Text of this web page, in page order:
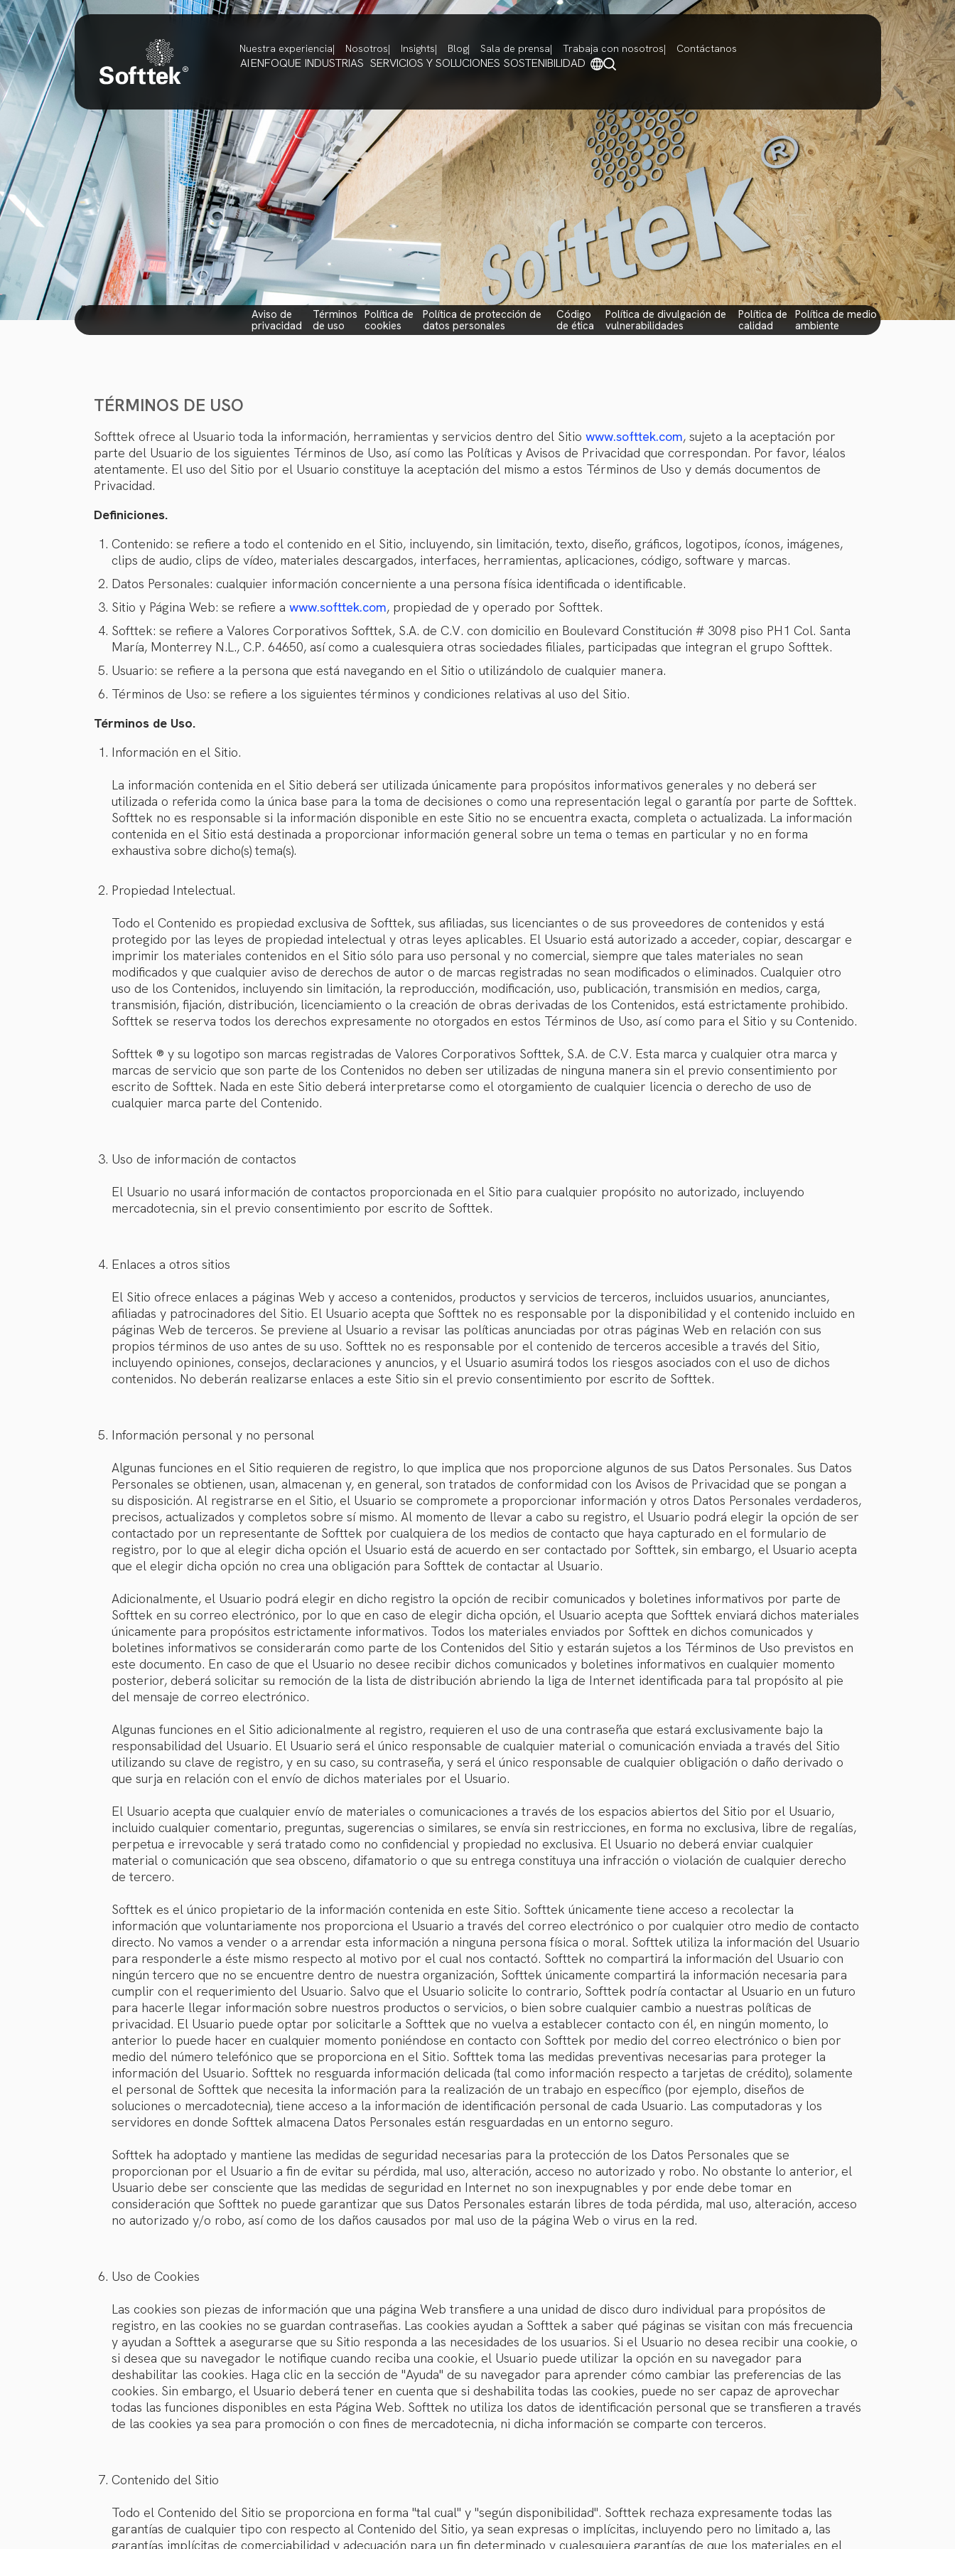
Nuestra experiencia Nosotros Insights Blog Sala de prensa Trabaja con nosotros Contáctanos
AIENFOQUE INDUSTRIAS SERVICIOS Y SOLUCIONES SOSTENIBILIDAD
aviso de
privacidad
términos
de uso
política de
cookies
política de protección de
datos personales
código
de ética
política de divulgación de
vulnerabilidades
política de
calidad
política de medio
ambiente
TÉRMINOS DE USO
Softtek ofrece al Usuario toda la información, herramientas y servicios dentro del Sitio www.softtek.com, sujeto a la aceptación por
parte del Usuario de los siguientes Términos de Uso, así como las Políticas y Avisos de Privacidad que correspondan. Por favor, léalos
atentamente. El uso del Sitio por el Usuario constituye la aceptación del mismo a estos Términos de Uso y demás documentos de
Privacidad.
Definiciones.
Contenido: se refiere a todo el contenido en el Sitio, incluyendo, sin limitación, texto, diseño, gráficos, logotipos, íconos, imágenes,
clips de audio, clips de vídeo, materiales descargados, interfaces, herramientas, aplicaciones, código, software y marcas.
Datos Personales: cualquier información concerniente a una persona física identificada o identificable.
Sitio y Página Web: se refiere a www.softtek.com, propiedad de y operado por Softtek.
Softtek: se refiere a Valores Corporativos Softtek, S.A. de C.V. con domicilio en Boulevard Constitución # 3098 piso PH1 Col. Santa
María, Monterrey N.L., C.P. 64650, así como a cualesquiera otras sociedades filiales, participadas que integran el grupo Softtek.
Usuario: se refiere a la persona que está navegando en el Sitio o utilizándolo de cualquier manera.
Términos de Uso: se refiere a los siguientes términos y condiciones relativas al uso del Sitio.
Términos de Uso.
Información en el Sitio.
La información contenida en el Sitio deberá ser utilizada únicamente para propósitos informativos generales y no deberá ser
utilizada o referida como la única base para la toma de decisiones o como una representación legal o garantía por parte de Softtek.
Softtek no es responsable si la información disponible en este Sitio no se encuentra exacta, completa o actualizada. La información
contenida en el Sitio está destinada a proporcionar información general sobre un tema o temas en particular y no en forma
exhaustiva sobre dicho(s) tema(s).
Propiedad Intelectual.
Todo el Contenido es propiedad exclusiva de Softtek, sus afiliadas, sus licenciantes o de sus proveedores de contenidos y está
protegido por las leyes de propiedad intelectual y otras leyes aplicables. El Usuario está autorizado a acceder, copiar, descargar e
imprimir los materiales contenidos en el Sitio sólo para uso personal y no comercial, siempre que tales materiales no sean
modificados y que cualquier aviso de derechos de autor o de marcas registradas no sean modificados o eliminados. Cualquier otro
uso de los Contenidos, incluyendo sin limitación, la reproducción, modificación, uso, publicación, transmisión en medios, carga,
transmisión, fijación, distribución, licenciamiento o la creación de obras derivadas de los Contenidos, está estrictamente prohibido.
Softtek se reserva todos los derechos expresamente no otorgados en estos Términos de Uso, así como para el Sitio y su Contenido.
Softtek ® y su logotipo son marcas registradas de Valores Corporativos Softtek, S.A. de C.V. Esta marca y cualquier otra marca y
marcas de servicio que son parte de los Contenidos no deben ser utilizadas de ninguna manera sin el previo consentimiento por
escrito de Softtek. Nada en este Sitio deberá interpretarse como el otorgamiento de cualquier licencia o derecho de uso de
cualquier marca parte del Contenido.
Uso de información de contactos
El Usuario no usará información de contactos proporcionada en el Sitio para cualquier propósito no autorizado, incluyendo
mercadotecnia, sin el previo consentimiento por escrito de Softtek.
Enlaces a otros sitios
El Sitio ofrece enlaces a páginas Web y acceso a contenidos, productos y servicios de terceros, incluidos usuarios, anunciantes,
afiliadas y patrocinadores del Sitio. El Usuario acepta que Softtek no es responsable por la disponibilidad y el contenido incluido en
páginas Web de terceros. Se previene al Usuario a revisar las políticas anunciadas por otras páginas Web en relación con sus
propios términos de uso antes de su uso. Softtek no es responsable por el contenido de terceros accesible a través del Sitio,
incluyendo opiniones, consejos, declaraciones y anuncios, y el Usuario asumirá todos los riesgos asociados con el uso de dichos
contenidos. No deberán realizarse enlaces a este Sitio sin el previo consentimiento por escrito de Softtek.
Información personal y no personal
Algunas funciones en el Sitio requieren de registro, lo que implica que nos proporcione algunos de sus Datos Personales. Sus Datos
Personales se obtienen, usan, almacenan y, en general, son tratados de conformidad con los Avisos de Privacidad que se pongan a
su disposición. Al registrarse en el Sitio, el Usuario se compromete a proporcionar información y otros Datos Personales verdaderos,
precisos, actualizados y completos sobre sí mismo. Al momento de llevar a cabo su registro, el Usuario podrá elegir la opción de ser
contactado por un representante de Softtek por cualquiera de los medios de contacto que haya capturado en el formulario de
registro, por lo que al elegir dicha opción el Usuario está de acuerdo en ser contactado por Softtek, sin embargo, el Usuario acepta
que el elegir dicha opción no crea una obligación para Softtek de contactar al Usuario.
Adicionalmente, el Usuario podrá elegir en dicho registro la opción de recibir comunicados y boletines informativos por parte de
Softtek en su correo electrónico, por lo que en caso de elegir dicha opción, el Usuario acepta que Softtek enviará dichos materiales
únicamente para propósitos estrictamente informativos. Todos los materiales enviados por Softtek en dichos comunicados y
boletines informativos se considerarán como parte de los Contenidos del Sitio y estarán sujetos a los Términos de Uso previstos en
este documento. En caso de que el Usuario no desee recibir dichos comunicados y boletines informativos en cualquier momento
posterior, deberá solicitar su remoción de la lista de distribución abriendo la liga de Internet identificada para tal propósito al pie
del mensaje de correo electrónico.
Algunas funciones en el Sitio adicionalmente al registro, requieren el uso de una contraseña que estará exclusivamente bajo la
responsabilidad del Usuario. El Usuario será el único responsable de cualquier material o comunicación enviada a través del Sitio
utilizando su clave de registro, y en su caso, su contraseña, y será el único responsable de cualquier obligación o daño derivado o
que surja en relación con el envío de dichos materiales por el Usuario.
El Usuario acepta que cualquier envío de materiales o comunicaciones a través de los espacios abiertos del Sitio por el Usuario,
incluido cualquier comentario, preguntas, sugerencias o similares, se envía sin restricciones, en forma no exclusiva, libre de regalías,
perpetua e irrevocable y será tratado como no confidencial y propiedad no exclusiva. El Usuario no deberá enviar cualquier
material o comunicación que sea obsceno, difamatorio o que su entrega constituya una infracción o violación de cualquier derecho
de tercero.
Softtek es el único propietario de la información contenida en este Sitio. Softtek únicamente tiene acceso a recolectar la
información que voluntariamente nos proporciona el Usuario a través del correo electrónico o por cualquier otro medio de contacto
directo. No vamos a vender o a arrendar esta información a ninguna persona física o moral. Softtek utiliza la información del Usuario
para responderle a éste mismo respecto al motivo por el cual nos contactó. Softtek no compartirá la información del Usuario con
ningún tercero que no se encuentre dentro de nuestra organización, Softtek únicamente compartirá la información necesaria para
cumplir con el requerimiento del Usuario. Salvo que el Usuario solicite lo contrario, Softtek podría contactar al Usuario en un futuro
para hacerle llegar información sobre nuestros productos o servicios, o bien sobre cualquier cambio a nuestras políticas de
privacidad. El Usuario puede optar por solicitarle a Softtek que no vuelva a establecer contacto con él, en ningún momento, lo
anterior lo puede hacer en cualquier momento poniéndose en contacto con Softtek por medio del correo electrónico o bien por
medio del número telefónico que se proporciona en el Sitio. Softtek toma las medidas preventivas necesarias para proteger la
información del Usuario. Softtek no resguarda información delicada (tal como información respecto a tarjetas de crédito), solamente
el personal de Softtek que necesita la información para la realización de un trabajo en específico (por ejemplo, diseños de
soluciones o mercadotecnia), tiene acceso a la información de identificación personal de cada Usuario. Las computadoras y los
servidores en donde Softtek almacena Datos Personales están resguardadas en un entorno seguro.
Softtek ha adoptado y mantiene las medidas de seguridad necesarias para la protección de los Datos Personales que se
proporcionan por el Usuario a fin de evitar su pérdida, mal uso, alteración, acceso no autorizado y robo. No obstante lo anterior, el
Usuario debe ser consciente que las medidas de seguridad en Internet no son inexpugnables y por ende debe tomar en
consideración que Softtek no puede garantizar que sus Datos Personales estarán libres de toda pérdida, mal uso, alteración, acceso
no autorizado y/o robo, así como de los daños causados por mal uso de la página Web o virus en la red.
Uso de Cookies
Las cookies son piezas de información que una página Web transfiere a una unidad de disco duro individual para propósitos de
registro, en las cookies no se guardan contraseñas. Las cookies ayudan a Softtek a saber qué páginas se visitan con más frecuencia
y ayudan a Softtek a asegurarse que su Sitio responda a las necesidades de los usuarios. Si el Usuario no desea recibir una cookie, o
si desea que su navegador le notifique cuando reciba una cookie, el Usuario puede utilizar la opción en su navegador para
deshabilitar las cookies. Haga clic en la sección de "Ayuda" de su navegador para aprender cómo cambiar las preferencias de las
cookies. Sin embargo, el Usuario deberá tener en cuenta que si deshabilita todas las cookies, puede no ser capaz de aprovechar
todas las funciones disponibles en esta Página Web. Softtek no utiliza los datos de identificación personal que se transfieren a través
de las cookies ya sea para promoción o con fines de mercadotecnia, ni dicha información se comparte con terceros.
Contenido del Sitio
Todo el Contenido del Sitio se proporciona en forma "tal cual" y "según disponibilidad". Softtek rechaza expresamente todas las
garantías de cualquier tipo con respecto al Contenido del Sitio, ya sean expresas o implícitas, incluyendo pero no limitado a, las
garantías implícitas de comerciabilidad y adecuación para un fin determinado y cualesquiera garantías de que los materiales en el